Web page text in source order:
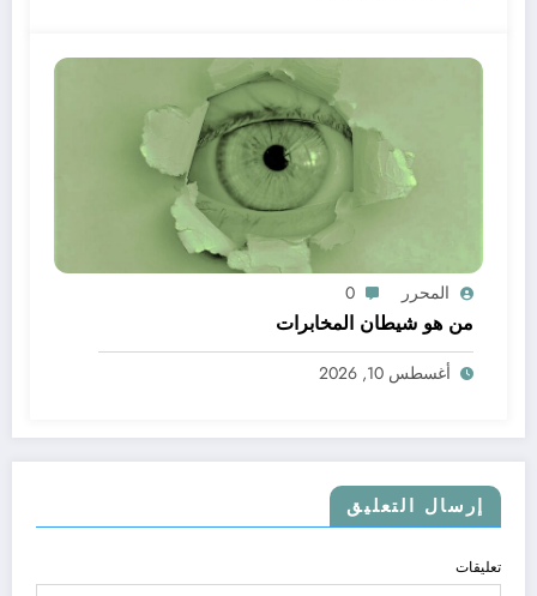
المحرر 0
من هو شيطان المخابرات
أغسطس 10, 2026
إرسال التعليق
تعليقات